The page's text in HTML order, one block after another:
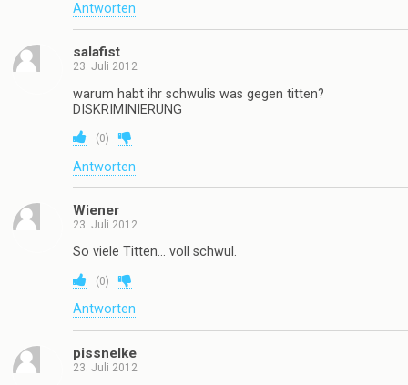
Antworten
salafist
23. Juli 2012
warum habt ihr schwulis was gegen titten?
DISKRIMINIERUNG
(0)
Antworten
Wiener
23. Juli 2012
So viele Titten… voll schwul.
(0)
Antworten
pissnelke
23. Juli 2012